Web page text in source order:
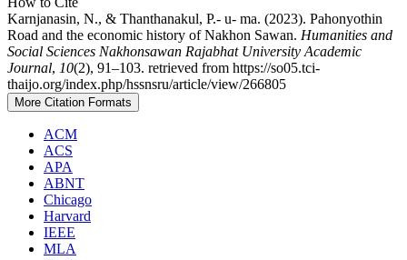
Karnjanasin, N., & Thanthanakul, P.- u- ma. (2023). Pahonyothin
Road and the economic history of Nakhon Sawan. Humanities and
Social Sciences Nakhonsawan Rajabhat University Academic
Journal, 10(2), 91–103. retrieved from https://so05.tci-
thaijo.org/index.php/hssnsru/article/view/266805
More Citation Formats
ACM
ACS
APA
ABNT
Chicago
Harvard
IEEE
MLA